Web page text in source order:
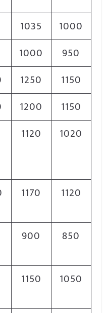
1035
1000
1000
950
1250
1150
1200
1150
1120 1020
1170 1120
900 850
1150 1050